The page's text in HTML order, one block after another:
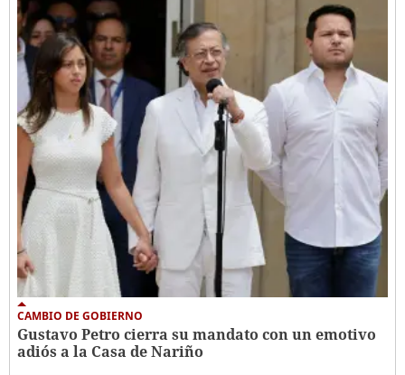
CAMBIO DE GOBIERNO
Gustavo Petro cierra su mandato con un emotivo
adiós a la Casa de Nariño